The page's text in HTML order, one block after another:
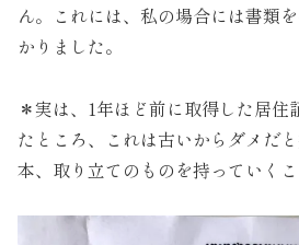
ん。これには、私の場合には書類
かりました。
＊実は、1年ほど前に取得した居住
たところ、これは古いからダメだ
本、取り立てのものを持っていくこ